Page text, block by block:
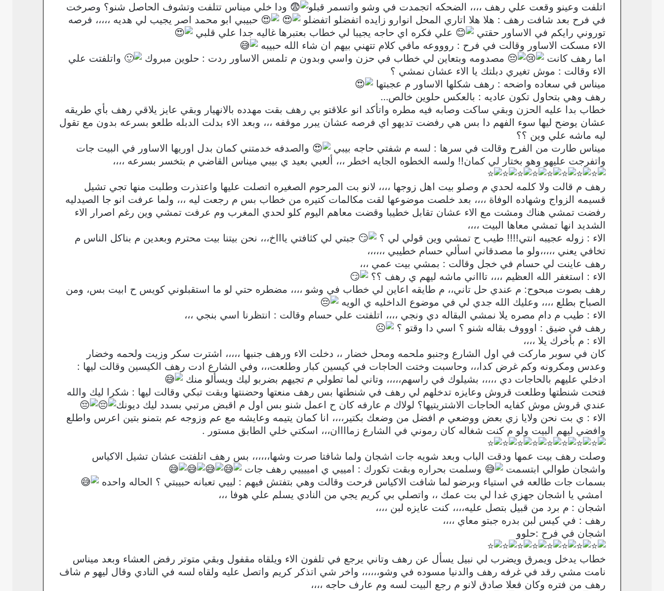
اتلفت وعينو وقعت علي رهف ،،،، الضحكه اتجمدت في وشو واتسمر قبلو
ودا خلي ميناس تتلفت وتشوف الحاصل شنو؟ وصرخت
في فرح بعد شافت رهف : هلا هلا اتاري المحل انوارو زايده اتفضلو اتفضلو
حبيبي ابو محمد اصر يجيب لي هديه ،،،،، فرصه
توروني رايكم في الاساور حقتي
علي فكره اي حاجه يجيبا لي خطاب بعتبرها غاليه جدا علي قلبي
الاء مسكت الاساور وقالت في فرح : روووعه مافي كلام تتهني بيهم ان شاء الله حبيبه
اما رهف كانت
مصدومه وبتعاين لي خطاب في حزن واسي وبدون م تلمس الاساور ردت : حلوين مبروك
واتلفتت علي
الاء وقالت : موش تغيري دبلتك يا الاء عشان نمشي ؟
ميناس في سعاده واضحه : رهف شكلها الاساور م عجبتها
رهف وهي بتحاول تكون عاديه : بالعكس حلوين خالص…
خطاب بدا عليه الحزن وبقي ساكت وصابه فيه مطره واتأكد انو علاقتو بي رهف بقت مهدده بالانهيار وبقي عايز يلاقي رهف بأي طريقه
عشان يوضح ليها سوء الفهم دا بس هي رفضت تديهو اي فرصه عشان يبرر موقفه ،،، وبعد الاء بدلت الدبله طلعو بسرعه بدون مع تقول
ليه ماشه علي وين ؟؟
ميناس طارت من الفرح وقالت في سرها : لسه م شفتي حاجه بيبي
والصدفه خدمتني كمان بدل اوريها الاساور في البيت جات
واتفرجت عليهو وهو بختار لي كمان!! ولسه الخطوه الجايه اخطر ،،، ألعبي بعيد ي بيبي ميناس القاضي م بتخسر بسرعه ،،،،
رهف م قالت ولا كلمه لحدي م وصلو بيت اهل زوجها ،،،، لانو بت المرحوم الصغيره اتصلت عليها واعتذرت وطلبت منها تجي تشيل
قسيمه الزواج وشهاده الوفاة ،،،، بعد خلصت موضوعها لقت مكالمات كتيره من خطاب بس م رجعت ليه ،،، ولما عرفت انو جا الصيدليه
رفضت تمشي هناك ومشت مع الاء عشان تقابل خطيبا وقضت معاهم اليوم كلو لحدي المغرب وم عرفت تمشي وين رغم اصرار الاء
الشديد انها تمشي معاها البيت ،،،،
الاء : زوله عجيبه انتي!!!! طيب ح تمشي وين قولي لي ؟
جبتي لي كثافتي ياااخ،،، نحن بيتنا بيت محترم وبعدين م بناكل الناس م
تخافي يعني ،،،،،ولو ما مصدقاني اسألي حسام خطيبي ،،،،،،
رهف عاينت لي حسام في خجل وقالت : بمشي بيت عمي ،،،
الاء : استغفر الله العظيم ،،،، تاااني ماشه ليهم ي رهف ؟؟
رهف بصوت مبحوح: م عندي حل تاني،، م طايقه اعاين لي خطاب في وشو ،،،، مضطره حتي لو ما استقبلوني كويس ح ابيت بس، ومن
الصباح بطلع ،،،، وعليك الله جدي لي في موضوع الداخليه ي الويه
الاء : طيب م دام مصره يلا نمشي البقاله دي ونجي ،،،، اتلفتت علي حسام وقالت : انتظرنا اسي بنجي ،،،
رهف في ضيق : اوووف بقاله شنو ؟ اسي دا وقتو ؟
الاء : م بأخرك يلا ،،،،
كان في سوبر ماركت في اول الشارع وجنبو ملحمه ومحل خضار ،، دخلت الاء ورهف جنبها ،،،،، اشترت سكر وزيت ولحمه وخضار
وعدس ومكرونه وكم غرض كدا،،، وحاسبت وختت الحاجات في كيسين كبار وطلعت،،، وفي الشارع ادت رهف الكيسين وقالت ليها :
ادخلي عليهم بالحاجات دي ،،،،، بشيلوك في راسهم،،،،، وتاني لما تطولي م تجيهم بضربو ليك ويسألو منك
فتحت شنطتها وطلعت قروش وعايزه تدخلهم لي رهف في شنطتها بس رهف منعتها وحضنتها وبقت تبكي وقالت ليها : شكرا ليك والله
عندي قروش موش كفايه الحاجات الاشتريتيها؟ لولاك م عارفه كان ح اعمل شنو بس اول م اقبض مرتبي بسدد ليك ديونك
الاء : ي بت نحن ولايا زي بعض ووضعي م افضل من وضعك بكتير،،،، انا كمان يتيمه وعايشه مع عم وزوجه عم بتمنو بتين اعرس واطلع
وافضي ليهم البيت ولو م كنت شغاله كان رموني في الشارع زماااان،،، اسكتي خلي الطابق مستور .
وصلت رهف بيت عمها ودقت الباب وبعد شويه جات اشجان ولما شافتا صرت وشها،،،،،، بس رهف اتلفتت عشان تشيل الاكياس
واشجان طوالي ابتسمت
وسلمت بحراره وبقت تكورك : امييي ي امييييي رهف جات
بسمات جات طالعه في استياء وبرضو لما شافت الاكياس فرحت وقالت وهي بتفتش فيهم : لييي تعبانه حبيبتي ؟ الحاله واحده
امشي يا اشجان جهزي غدا لي بت عمك ،، واتصلي بي كريم يجي من النادي يسلم علي هوفا ،،،
اشجان : م برد من قبيل بتصل عليه،،،، كنت عايزه لبن ،،،،
رهف : في كيس لبن بدره جبتو معاي ،،،،
اشجان في فرح :حلوو
خطاب يدخل ويمرق ويضرب لي نبيل يسأل عن رهف وتاني يرجع في تلفون الاء ويلقاه مقفول وبقي متوتر رفض العشاء وبعد ميناس
نامت مشي رقد في غرفه رهف والدنيا مسوده في وشو،،،،،، واخر شي اتذكر كريم واتصل عليه ولقاه لسه في النادي وقال ليهو م شاف
رهف من فتره وكان فعلا صادق لانو م رجع البيت لسه وم عارف حاجه ،،،،